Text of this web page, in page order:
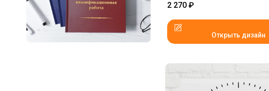
2 270 ₽
Открыть дизайн